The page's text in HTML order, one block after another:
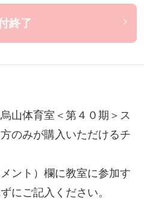
終了
山体育室＜第４０期＞ス
のみが購入いただけるチ
ント）欄に教室に参加す
にご記入ください。